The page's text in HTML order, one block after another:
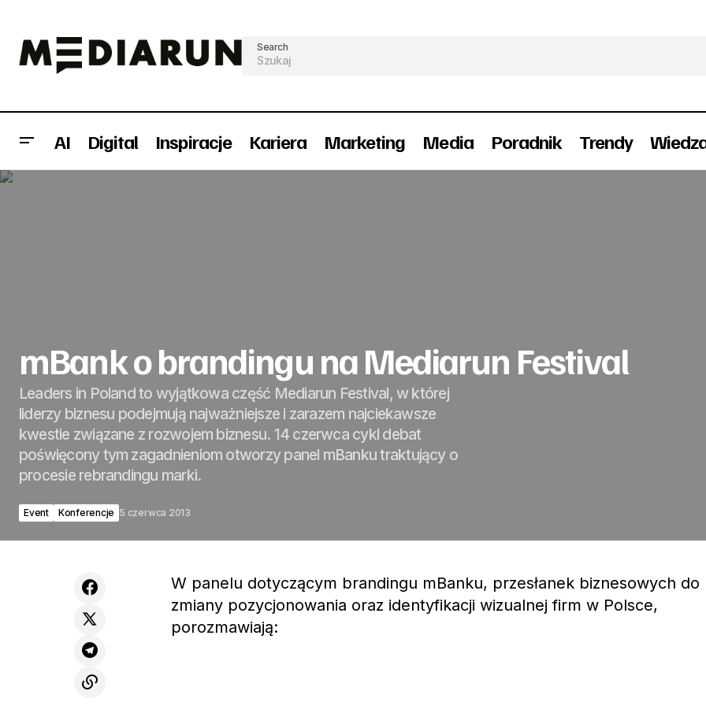
Search
AI Digital Inspiracje Kariera Marketing Media Poradnik Trendy
mBank o brandingu na Mediarun Festival
Leaders in Poland to wyjątkowa część Mediarun Festival, w której
liderzy biznesu podejmują najważniejsze i zarazem najciekawsze
kwestie związane z rozwojem biznesu. 14 czerwca cykl debat
poświęcony tym zagadnieniom otworzy panel mBanku traktujący o
procesie rebrandingu marki.
Event Konferencje 5 czerwca 2013
W panelu dotyczącym brandingu mBanku, przesłanek biznesowych do
zmiany pozycjonowania oraz identyfikacji wizualnej firm w Polsce,
porozmawiają: